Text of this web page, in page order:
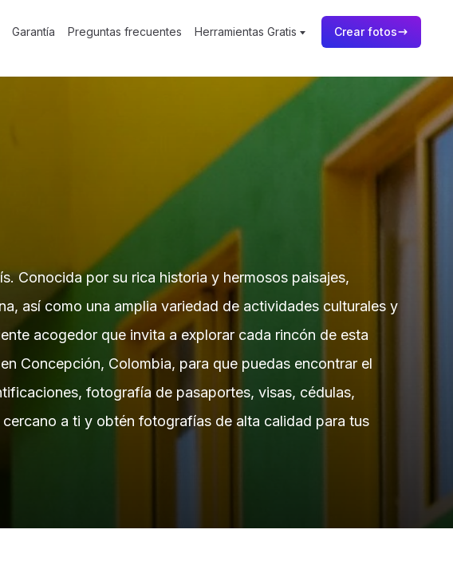
Garantía Preguntas frecuentes Herramientas Gratis Crear fotos
Conocida por su rica historia y hermosos paisajes,
así como una amplia variedad de actividades culturales y
acogedor que invita a explorar cada rincón de esta
Concepción, Colombia, para que puedas encontrar el
fotografía de pasaportes, visas, cédulas,
a ti y obtén fotografías de alta calidad para tus